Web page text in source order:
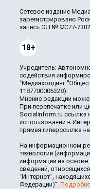
Сетевое издание
зарегистрировано
запись ЭЛ № ФС77-
18+
Учредитель:
содействия
"Медиахолдинг
1187700006328).
Мнение редакции
При перепечатке или
Socialinform.ru ссылка
использовании в
прямая гиперссылка
На информационном
технологии
информации на основе
сведений,
"Интернет",
Федерации)".